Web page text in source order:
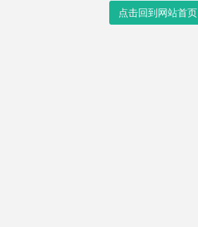
点击回到网站首页